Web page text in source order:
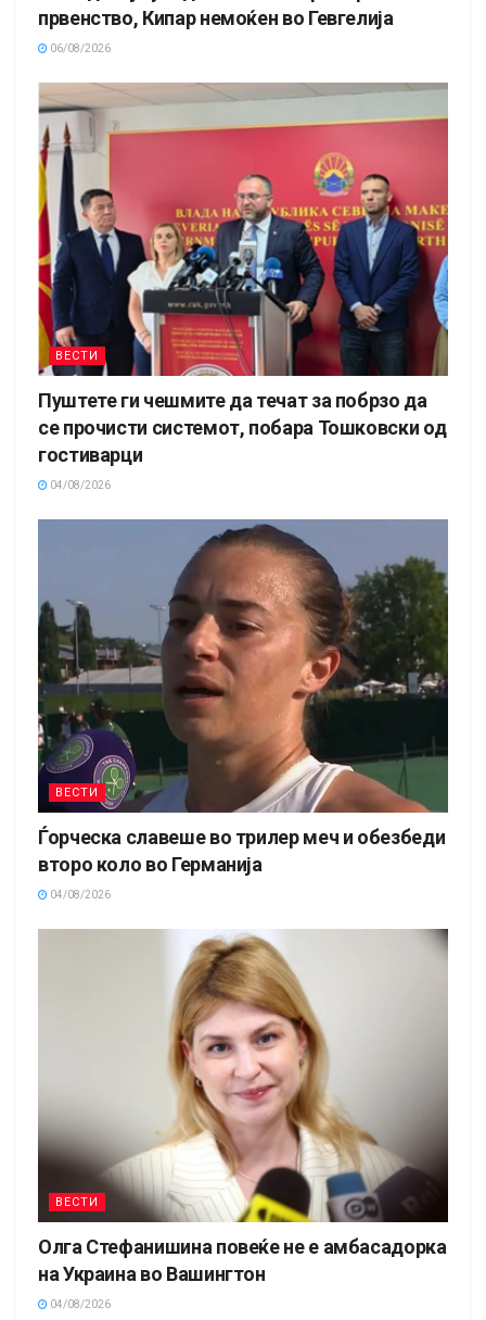
првенство, Кипар немоќен во Гевгелија
06/08/2026
ВЕСТИ
Пуштете ги чешмите да течат за побрзо да
се прочисти системот, побара Тошковски од
гостиварци
04/08/2026
ВЕСТИ
Ѓорческа славеше во трилер меч и обезбеди
второ коло во Германија
04/08/2026
ВЕСТИ
Олга Стефанишина повеќе не е амбасадорка
на Украина во Вашингтон
04/08/2026